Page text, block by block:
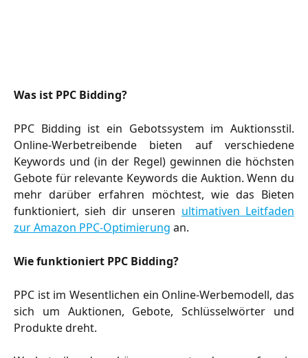
Was ist PPC Bidding?
PPC Bidding ist ein Gebotssystem im Auktionsstil.
Online-Werbetreibende bieten auf verschiedene
Keywords und (in der Regel) gewinnen die höchsten
Gebote für relevante Keywords die Auktion. Wenn du
mehr darüber erfahren möchtest, wie das Bieten
funktioniert, sieh dir unseren ultimativen Leitfaden
zur Amazon PPC-Optimierung an.
Wie funktioniert PPC Bidding?
PPC ist im Wesentlichen ein Online-Werbemodell, das
sich um Auktionen, Gebote, Schlüsselwörter und
Produkte dreht.